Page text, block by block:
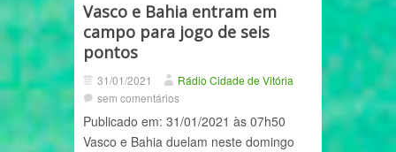
Vasco e Bahia entram em
campo para jogo de seis
pontos
31/01/2021
Rádio Cidade de Vitória
sem comentários
Publicado em: 31/01/2021 às 07h50
Vasco e Bahia duelam neste domingo